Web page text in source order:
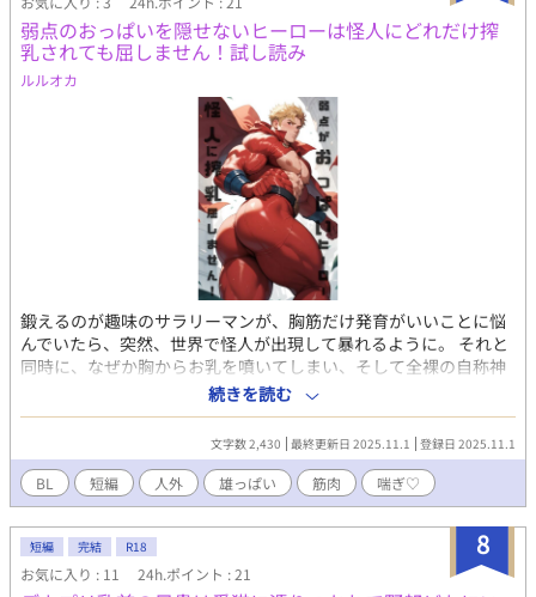
弱点のおっぱいを隠せないヒーローは怪人にどれだけ搾
乳されても屈しません！試し読み
ルルオカ
鍛えるのが趣味のサラリーマンが、胸筋だけ発育がいいことに悩
んでいたら、突然、世界で怪人が出現して暴れるように。 それと
同時に、なぜか胸からお乳を噴いてしまい、そして全裸の自称神
が現れてエッチを強いられてヒーローに変身？ 全身タイツのよう
なスーツにマントを羽織る、スーパーマンスタイルなれど、胸だ
けが露になっていて、怪人に狙われることに・・・。 現代もので
ファンタジーで阿呆エロ設定なガチムチ受けBL小説です。 訳あっ
て、おっぱいを晒して戦うヒーローが怪人や怪獣に揉まれて吸わ
れてしゃぶられて、自称神の変質者に弄ばれて、あはんうふんや
りまくっているR18。 こちらは試し読みになります。 本編は電子
書籍で販売中。 詳細を知れるブログのリンクは↓にあります。
続きを読む
文字数 2,430 最終更新日 2025.11.1 登録日 2025.11.1
BL 短編 人外 雄っぱい 筋肉 喘ぎ♡
8
短編 完結 R18
お気に入り : 11 24h.ポイント : 21